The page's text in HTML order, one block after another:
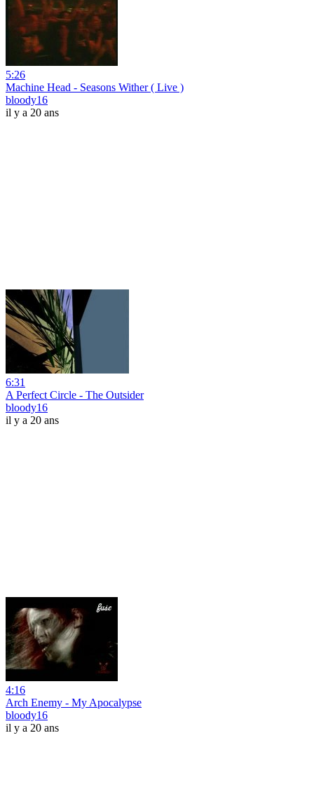
5:26
Machine Head - Seasons Wither ( Live )
bloody16
il y a 20 ans
6:31
A Perfect Circle - The Outsider
bloody16
il y a 20 ans
4:16
Arch Enemy - My Apocalypse
bloody16
il y a 20 ans